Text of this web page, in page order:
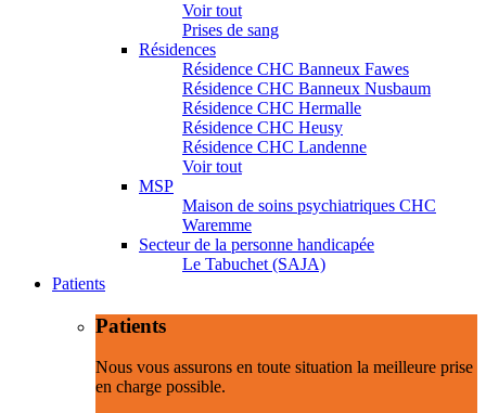
Voir tout
Prises de sang
Résidences
Résidence CHC Banneux Fawes
Résidence CHC Banneux Nusbaum
Résidence CHC Hermalle
Résidence CHC Heusy
Résidence CHC Landenne
Voir tout
MSP
Maison de soins psychiatriques CHC
Waremme
Secteur de la personne handicapée
Le Tabuchet (SAJA)
Patients
Patients
Nous vous assurons en toute situation la meilleure prise
en charge possible.